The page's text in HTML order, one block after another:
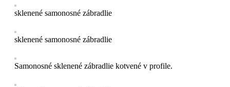
sklenené samonosné zábradlie
sklenené samonosné zábradlie
Samonosné sklenené zábradlie kotvené v profile.